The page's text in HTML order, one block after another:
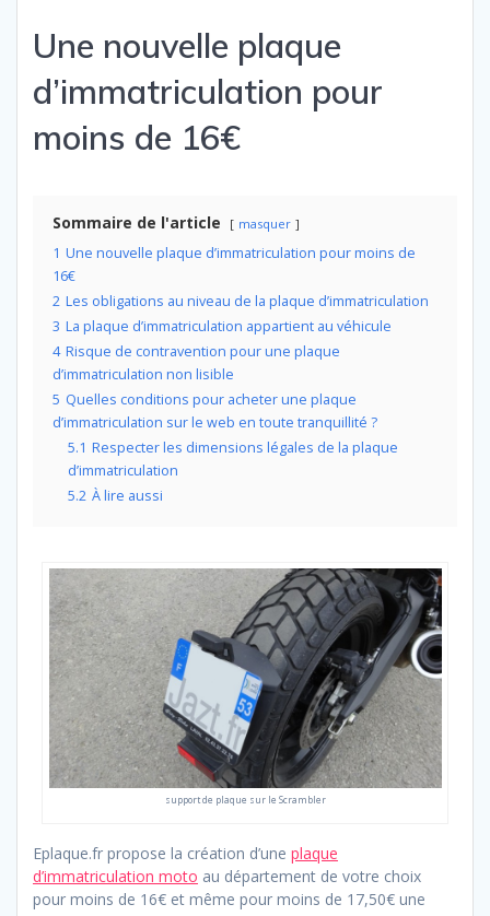
Une nouvelle plaque
d’immatriculation pour
moins de 16€
Sommaire de l'article masquer
1 Une nouvelle plaque d’immatriculation pour moins de
16€
2 Les obligations au niveau de la plaque d’immatriculation
3 La plaque d’immatriculation appartient au véhicule
4 Risque de contravention pour une plaque
d’immatriculation non lisible
5 Quelles conditions pour acheter une plaque
d’immatriculation sur le web en toute tranquillité ?
5.1 Respecter les dimensions légales de la plaque
d’immatriculation
5.2 À lire aussi
support de plaque sur le Scrambler
Eplaque.fr propose la création d’une plaque
d’immatriculation moto au département de votre choix
pour moins de 16€ et même pour moins de 17,50€ une